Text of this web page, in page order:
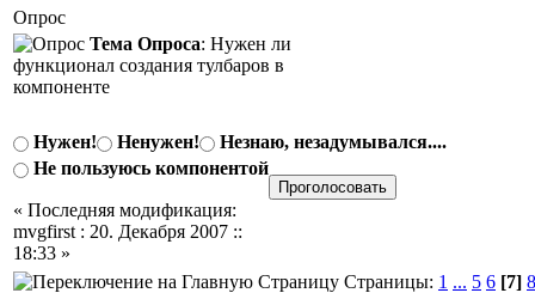
Опрос
Тема Опроса: Нужен ли
функционал создания тулбаров в
компоненте
Нужен! Ненужен!
Незнаю, незадумывался....
Не пользуюсь компонентой
« Последняя модификация:
mvgfirst : 20. Декабря 2007 ::
18:33 »
Страницы: 1 ... 5 6 [7] 8